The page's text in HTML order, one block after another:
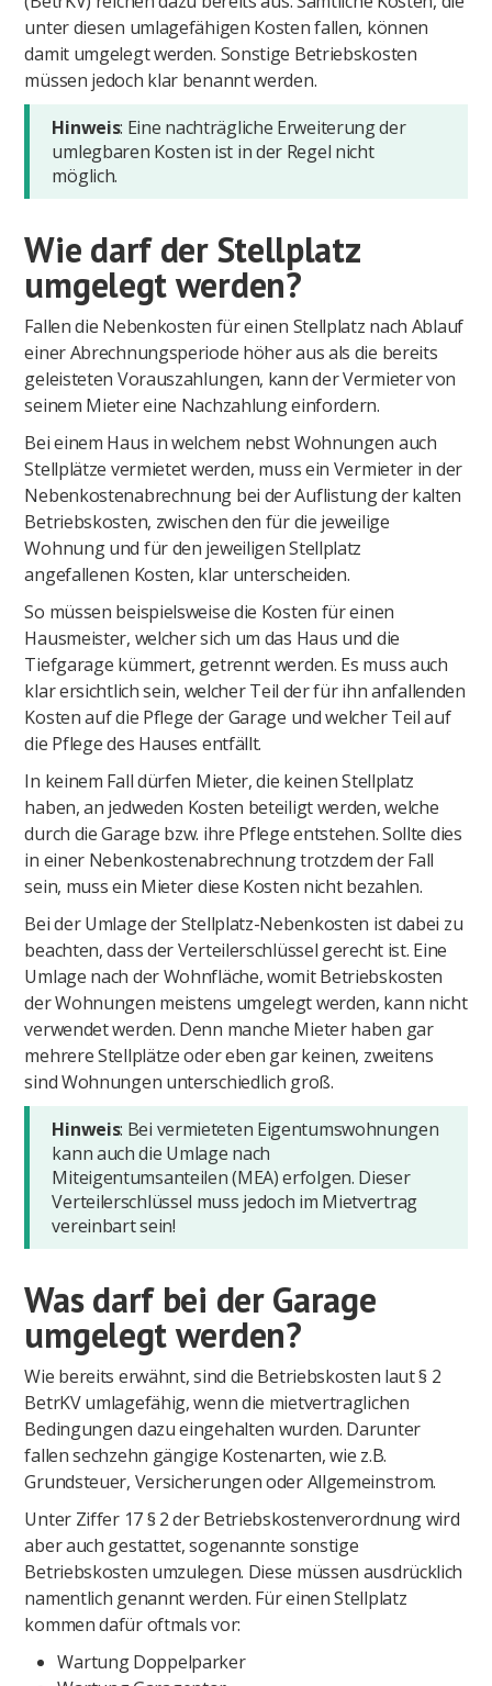
unter diesen umlagefähigen Kosten fallen, können
damit umgelegt werden. Sonstige Betriebskosten
müssen jedoch klar benannt werden.
Hinweis: Eine nachträgliche Erweiterung der
umlegbaren Kosten ist in der Regel nicht
möglich.
Wie darf der Stellplatz
umgelegt werden?
Fallen die Nebenkosten für einen Stellplatz nach Ablauf
einer Abrechnungsperiode höher aus als die bereits
geleisteten Vorauszahlungen, kann der Vermieter von
seinem Mieter eine Nachzahlung einfordern.
Bei einem Haus in welchem nebst Wohnungen auch
Stellplätze vermietet werden, muss ein Vermieter in der
Nebenkostenabrechnung bei der Auflistung der kalten
Betriebskosten, zwischen den für die jeweilige
Wohnung und für den jeweiligen Stellplatz
angefallenen Kosten, klar unterscheiden.
So müssen beispielsweise die Kosten für einen
Hausmeister, welcher sich um das Haus und die
Tiefgarage kümmert, getrennt werden. Es muss auch
klar ersichtlich sein, welcher Teil der für ihn anfallenden
Kosten auf die Pflege der Garage und welcher Teil auf
die Pflege des Hauses entfällt.
In keinem Fall dürfen Mieter, die keinen Stellplatz
haben, an jedweden Kosten beteiligt werden, welche
durch die Garage bzw. ihre Pflege entstehen. Sollte dies
in einer Nebenkostenabrechnung trotzdem der Fall
sein, muss ein Mieter diese Kosten nicht bezahlen.
Bei der Umlage der Stellplatz-Nebenkosten ist dabei zu
beachten, dass der Verteilerschlüssel gerecht ist. Eine
Umlage nach der Wohnfläche, womit Betriebskosten
der Wohnungen meistens umgelegt werden, kann nicht
verwendet werden. Denn manche Mieter haben gar
mehrere Stellplätze oder eben gar keinen, zweitens
sind Wohnungen unterschiedlich groß.
Hinweis: Bei vermieteten Eigentumswohnungen
kann auch die Umlage nach
Miteigentumsanteilen (MEA) erfolgen. Dieser
Verteilerschlüssel muss jedoch im Mietvertrag
vereinbart sein!
Was darf bei der Garage
umgelegt werden?
Wie bereits erwähnt, sind die Betriebskosten laut § 2
BetrKV umlagefähig, wenn die mietvertraglichen
Bedingungen dazu eingehalten wurden. Darunter
fallen sechzehn gängige Kostenarten, wie z.B.
Grundsteuer, Versicherungen oder Allgemeinstrom.
Unter Ziffer 17 § 2 der Betriebskostenverordnung wird
aber auch gestattet, sogenannte sonstige
Betriebskosten umzulegen. Diese müssen ausdrücklich
namentlich genannt werden. Für einen Stellplatz
kommen dafür oftmals vor:
Wartung Doppelparker